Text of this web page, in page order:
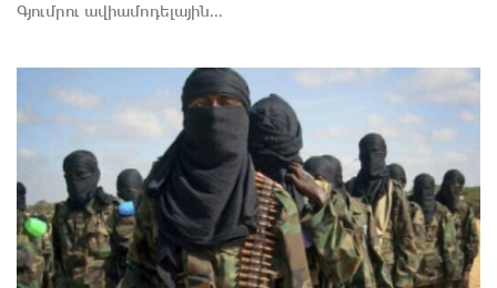
Գյումրու ավիամոդելային...